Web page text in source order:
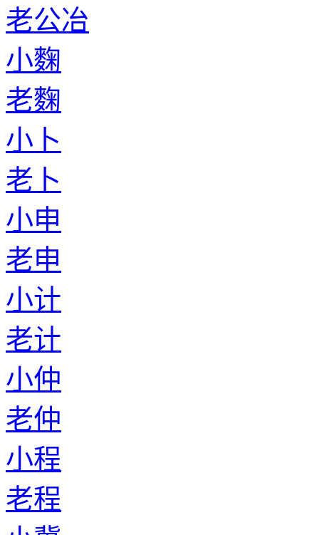
老公冶
小麴
老麴
小卜
老卜
小申
老申
小计
老计
小仲
老仲
小程
老程